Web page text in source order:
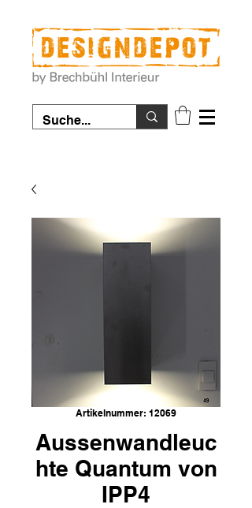
Artikelnummer: 12069
Aussenwandleuc
hte Quantum von
IPP4